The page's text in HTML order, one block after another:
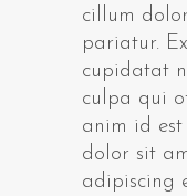
cillum
pariatur.
cupidatat
culpa qui
anim id
dolor sit
adipiscing